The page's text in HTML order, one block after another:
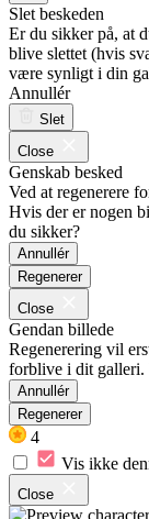
Slet beskeden
Er du sikker på, at
blive slettet (hvis
være synligt i din
Annullér
Slet
Close
Genskab besked
Ved at regenerere
Hvis der er nogen
du sikker?
Annullér
Regenerer
Close
Gendan billede
Regenerering vil
forblive i dit
Annullér
Regenerer
4
Vis ikke
Close